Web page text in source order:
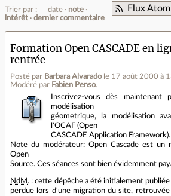
Flux
Trier par : date
note
intérêt
dernier commentaire
Formation Open CASCADE en
rentrée
Posté par Barbara Alvarado le 17 août 2000 à
Modéré par Fabien Penso.
Inscrivez-vous dès
modélisation
géometrique, la modélisation
l'OCAF (Open
CASCADE Application Framework).
Note du modérateur: Open Cascade est un
Open
Source. Ces séances sont bien évidemment
NdM . : cette dépêche a été initialement
perdue lors d'une migration du site,